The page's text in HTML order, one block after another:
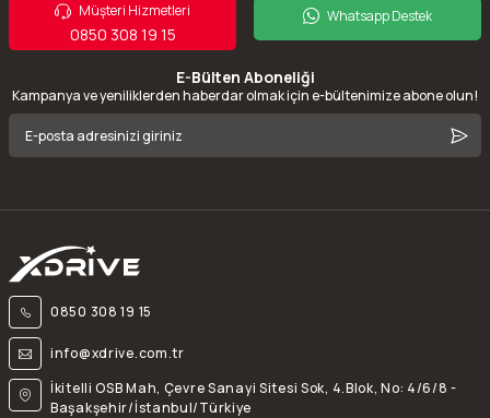
Müşteri Hizmetleri
0850 308 19 15
Whatsapp Destek
E-Bülten Aboneliği
Kampanya ve yeniliklerden haberdar olmak için e-bültenimize abone olun!
0850 308 19 15
info@xdrive.com.tr
İkitelli OSB Mah, Çevre Sanayi Sitesi Sok, 4.Blok, No: 4/6/8 -
Başakşehir/İstanbul/Türkiye